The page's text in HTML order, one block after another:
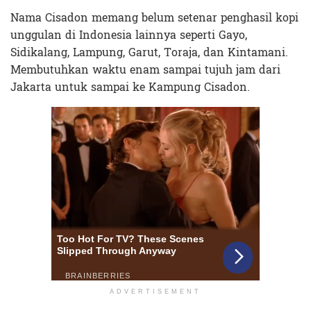
Nama Cisadon memang belum setenar penghasil kopi
unggulan di Indonesia lainnya seperti Gayo,
Sidikalang, Lampung, Garut, Toraja, dan Kintamani.
Membutuhkan waktu enam sampai tujuh jam dari
Jakarta untuk sampai ke Kampung Cisadon.
ADVERTISEMENT